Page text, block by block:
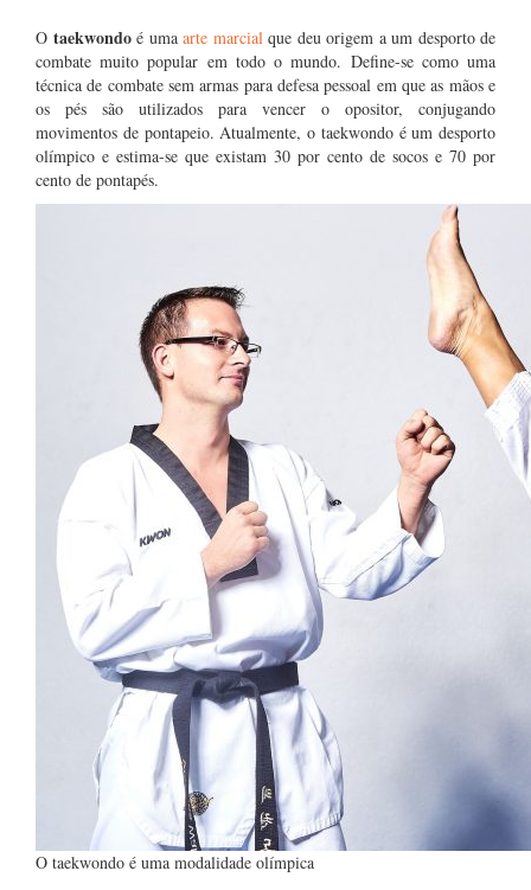
O taekwondoé uma arte marcialque deu origem a um desporto de
combate muito popular em todo o mundo. Define-se como uma
técnica de combate sem armas para defesa pessoal em que as mãos e
os pés são utilizados para vencer o opositor, conjugando
movimentos de pontapeio.Atualmente, o taekwondo é um desporto
olímpico e estima-se que existam 30 por cento de socos e 70 por
cento de pontapés.
O taekwondo é uma modalidade olímpica